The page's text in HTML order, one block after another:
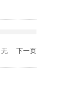
无 下一页